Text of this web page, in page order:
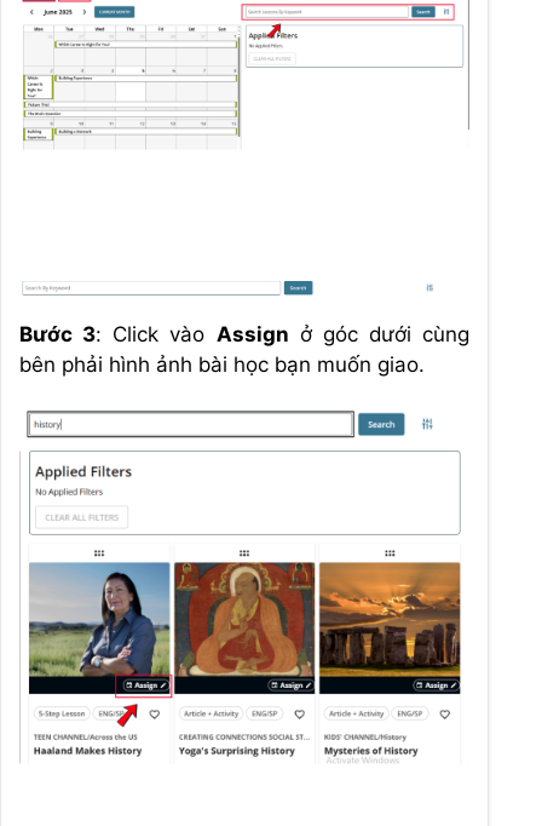
Bước 3: Click vào Assign ở góc dưới cùng
bên phải hình ảnh bài học bạn muốn giao.